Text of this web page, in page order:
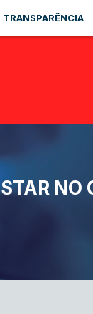
TRANSPARÊNCIA
NO